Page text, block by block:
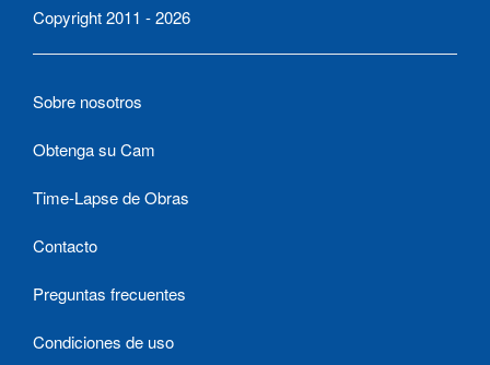
Copyright 2011 - 2026
Sobre nosotros
Obtenga su Cam
Time-Lapse de Obras
Contacto
Preguntas frecuentes
Condiciones de uso